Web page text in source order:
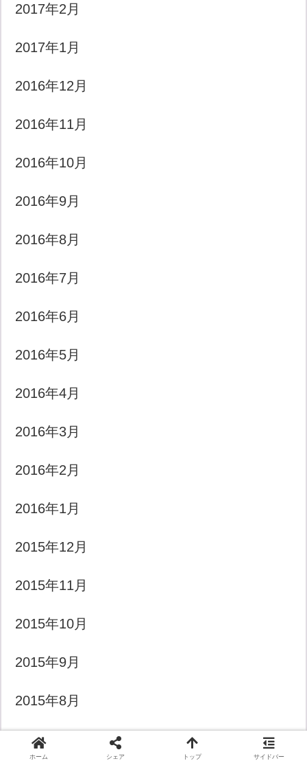
2017年2月
2017年1月
2016年12月
2016年11月
2016年10月
2016年9月
2016年8月
2016年7月
2016年6月
2016年5月
2016年4月
2016年3月
2016年2月
2016年1月
2015年12月
2015年11月
2015年10月
2015年9月
2015年8月
2015年7月
ホーム シェア トップ サイドバー